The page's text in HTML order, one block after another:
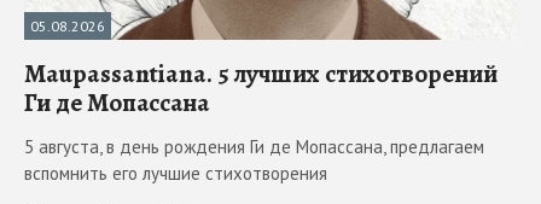
05.08.2026
Maupassantiana. 5 лучших стихотворений
Ги де Мопассана
5 августа, в день рождения Ги де Мопассана, предлагаем
вспомнить его лучшие стихотворения